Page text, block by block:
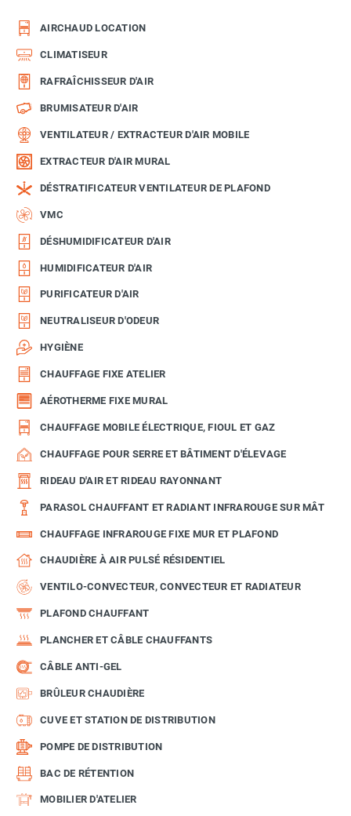
AIRCHAUD LOCATION
CLIMATISEUR
RAFRAÎCHISSEUR D'AIR
BRUMISATEUR D'AIR
VENTILATEUR / EXTRACTEUR D'AIR MOBILE
EXTRACTEUR D'AIR MURAL
DÉSTRATIFICATEUR VENTILATEUR DE PLAFOND
VMC
DÉSHUMIDIFICATEUR D'AIR
HUMIDIFICATEUR D'AIR
PURIFICATEUR D'AIR
NEUTRALISEUR D'ODEUR
HYGIÈNE
CHAUFFAGE FIXE ATELIER
AÉROTHERME FIXE MURAL
CHAUFFAGE MOBILE ÉLECTRIQUE, FIOUL ET GAZ
CHAUFFAGE POUR SERRE ET BÂTIMENT D'ÉLEVAGE
RIDEAU D'AIR ET RIDEAU RAYONNANT
PARASOL CHAUFFANT ET RADIANT INFRAROUGE SUR MÂT
CHAUFFAGE INFRAROUGE FIXE MUR ET PLAFOND
CHAUDIÈRE À AIR PULSÉ RÉSIDENTIEL
VENTILO-CONVECTEUR, CONVECTEUR ET RADIATEUR
PLAFOND CHAUFFANT
PLANCHER ET CÂBLE CHAUFFANTS
CÂBLE ANTI-GEL
BRÛLEUR CHAUDIÈRE
CUVE ET STATION DE DISTRIBUTION
POMPE DE DISTRIBUTION
BAC DE RÉTENTION
MOBILIER D'ATELIER